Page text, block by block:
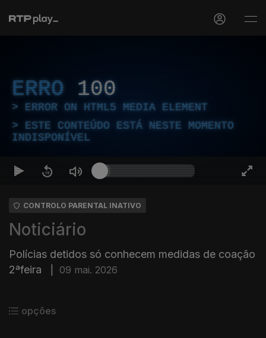
ERRO 100
ERROR ON HTML5 MEDIA ELEMENT
ESTE CONTEÚDO ESTÁ NESTE MOMENTO
INDISPONÍVEL
CONTROLO PARENTAL INATIVO
Noticiário
Polícias detidos só conhecem medidas de coação
2ªfeira
09 mai. 2026
opções